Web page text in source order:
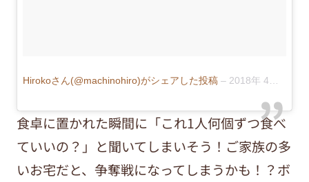
Hirokoさん(@machinohiro)がシェアした投稿– 2018年 4月月29日午後7時26分PDT
食卓に置かれた瞬間に「これ1人何個ずつ食べ
ていいの？」と聞いてしまいそう！ご家族の多
いお宅だと、争奪戦になってしまうかも！？ボ